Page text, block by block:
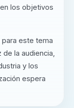
los objetivos
este tema
la audiencia,
y los
espera